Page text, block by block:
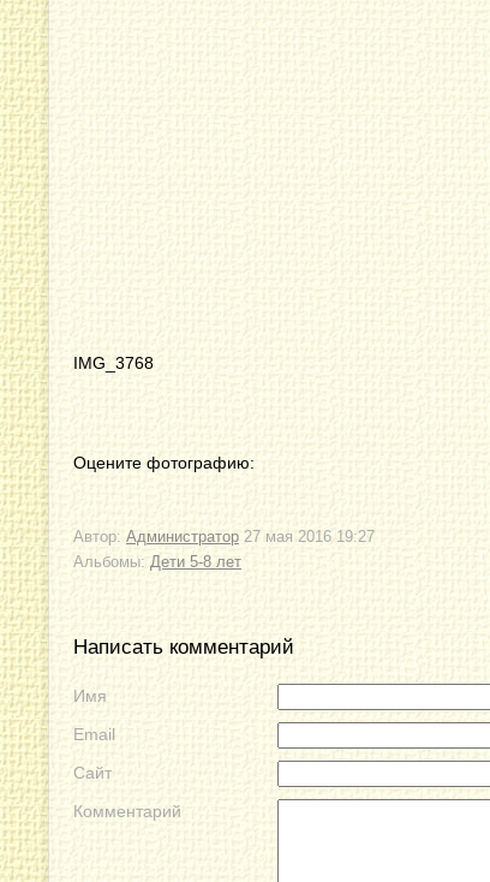
IMG_3768
Оцените фотографию:
Автор: Администратор 27 мая 2016 19:27
Альбомы: Дети 5-8 лет
Написать комментарий
Имя
Email
Сайт
Комментарий